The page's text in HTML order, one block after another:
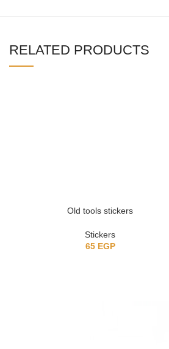
RELATED PRODUCTS
Old tools stickers
Stickers
65 EGP